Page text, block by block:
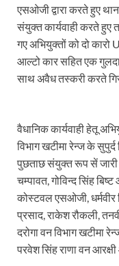
एसओजी द्वारा करते हुए
संयुक्त कार्यवाही करते हुए
गए अभियुक्तों को दो
आल्टो कार सहित एक
साथ अवैध तस्करी करते
वैधानिक कार्यवाही हेतू
विभाग खटीमा रेन्ज के
पुछताछ संयुक्त रूप सें जारी
चम्पावत, गोविन्द सिंह
कोस्टवल एसओजी, धर्मवीर
प्रसाद, राकेश रौकली,
दरोगा वन विभाग खटीमा
परवेश सिंह राणा वन